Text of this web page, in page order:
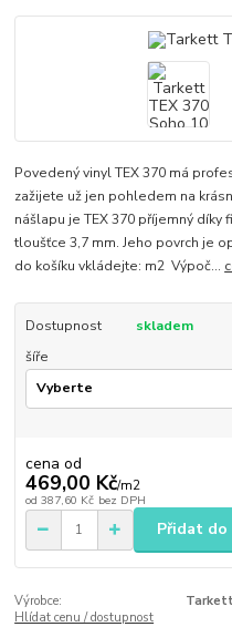
Povedený vinyl TEX 370 má
zažijete už jen pohledem na
nášlapu je TEX 370 příjemný
tloušťce 3,7 mm. Jeho povrch je
do košíku vkládejte: m2 Výpoč...
Dostupnost
skladem
šíře
cena od
469,00 Kč/m2
od 387,60 Kč bez DPH
Přidat do
Výrobce:
Tarkett
Hlídat cenu / dostupnost